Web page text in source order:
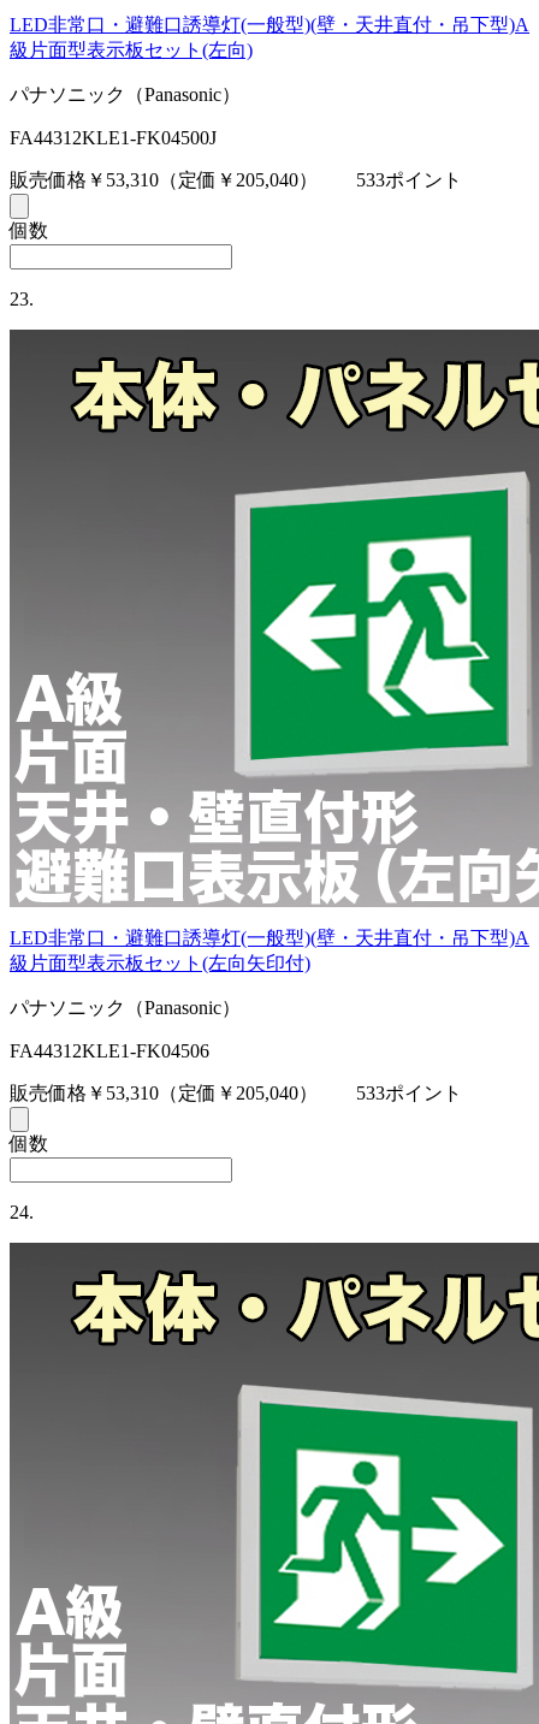
LED非常口・避難口誘導灯(一般型)(壁・天井直付・吊下型)A
級片面型表示板セット(左向)
パナソニック（Panasonic）
FA44312KLE1-FK04500J
販売価格￥53,310 （定価￥205,040） 533ポイント
個数
23.
LED非常口・避難口誘導灯(一般型)(壁・天井直付・吊下型)A
級片面型表示板セット(左向矢印付)
パナソニック（Panasonic）
FA44312KLE1-FK04506
販売価格￥53,310 （定価￥205,040） 533ポイント
個数
24.